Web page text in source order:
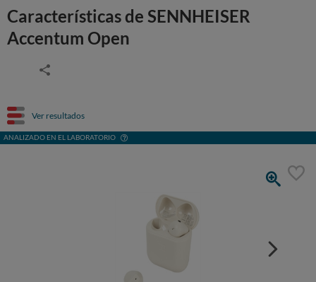
Características de SENNHEISER
Accentum Open
Ver resultados
ANALIZADO EN EL LABORATORIO